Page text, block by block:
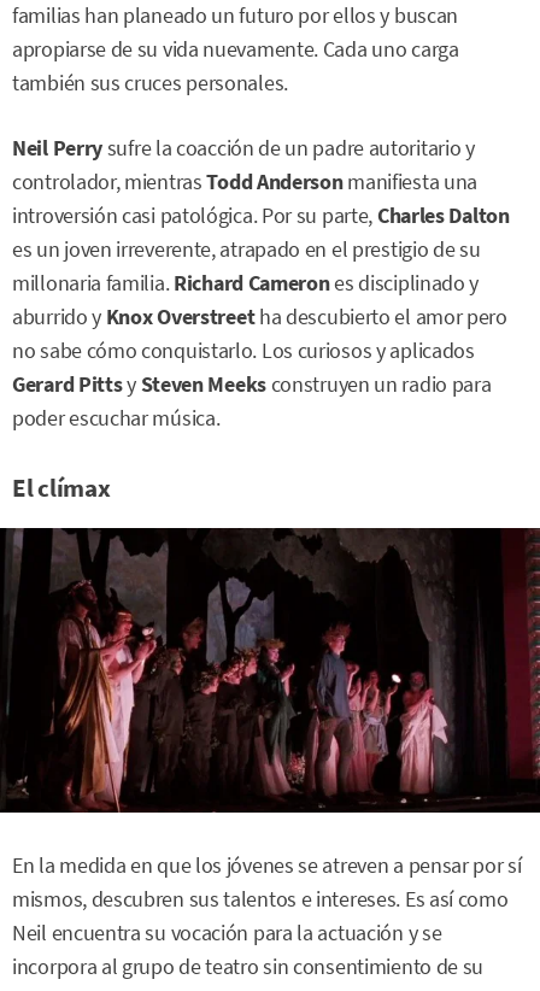
familias han planeado un futuro por ellos y buscan
apropiarse de su vida nuevamente. Cada uno carga
también sus cruces personales.
Neil Perrysufre la coacción de un padre autoritario y
controlador, mientrasTodd Andersonmanifiesta una
introversión casi patológica. Por su parte,Charles Dalton
es un joven irreverente, atrapado en el prestigio de su
millonaria familia.Richard Camerones disciplinado y
aburrido y Knox Overstreetha descubierto el amor pero
no sabe cómo conquistarlo. Los curiosos y aplicados
Gerard PittsySteven Meeksconstruyen un radio para
poder escuchar música.
El clímax
En la medida en que los jóvenes se atreven a pensar por sí
mismos, descubren sus talentos e intereses. Es así como
Neil encuentra su vocación para la actuación y se
incorpora al grupo de teatro sin consentimiento de su